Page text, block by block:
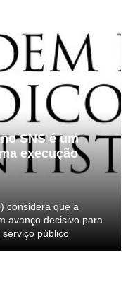
SNS é um
execução
considera que a
avanço decisivo para
público